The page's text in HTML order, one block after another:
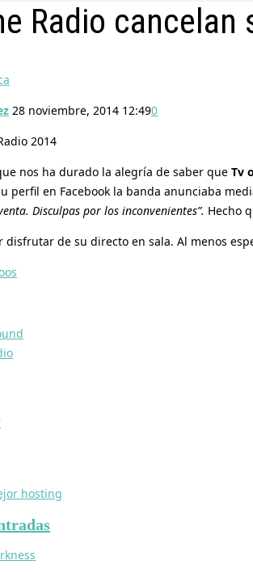
Radio cancelan
28 noviembre, 2014 12:490
nos ha durado la alegría de saber que Tv
perfil en Facebook la banda anunciaba
Disculpas por los inconvenientes”. Hecho
disfrutar de su directo en sala. Al menos